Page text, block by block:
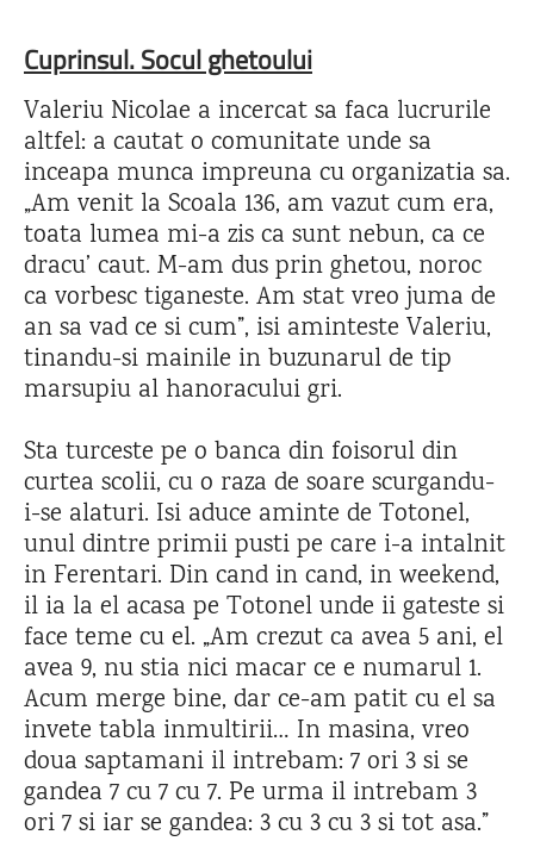
Cuprinsul. Socul ghetoului
Valeriu Nicolae a incercat sa faca lucrurile
altfel: a cautat o comunitate unde sa
inceapa munca impreuna cu organizatia sa.
„Am venit la Scoala 136, am vazut cum era,
toata lumea mi-a zis ca sunt nebun, ca ce
dracu’ caut. M-am dus prin ghetou, noroc
ca vorbesc tiganeste. Am stat vreo juma de
an sa vad ce si cum”, isi aminteste Valeriu,
tinandu-si mainile in buzunarul de tip
marsupiu al hanoracului gri.
Sta turceste pe o banca din foisorul din
curtea scolii, cu o raza de soare scurgandu-
i-se alaturi. Isi aduce aminte de Totonel,
unul dintre primii pusti pe care i-a intalnit
in Ferentari. Din cand in cand, in weekend,
il ia la el acasa pe Totonel unde ii gateste si
face teme cu el. „Am crezut ca avea 5 ani, el
avea 9, nu stia nici macar ce e numarul 1.
Acum merge bine, dar ce-am patit cu el sa
invete tabla inmultirii… In masina, vreo
doua saptamani il intrebam: 7 ori 3 si se
gandea 7 cu 7 cu 7. Pe urma il intrebam 3
ori 7 si iar se gandea: 3 cu 3 cu 3 si tot asa.”